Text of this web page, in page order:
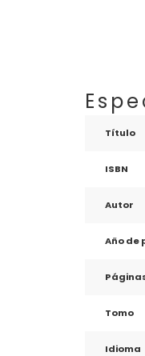
Título
ISBN
Autor
Año de
Tomo
Idioma